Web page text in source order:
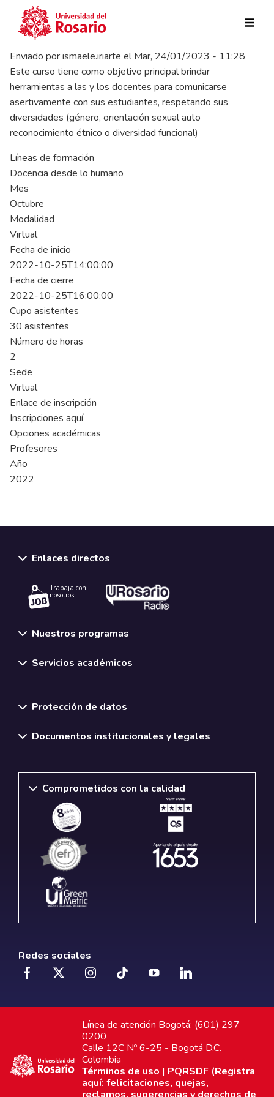
Pasar al contenido principal
Enviado porismaele.iriarte elMar, 24/01/2023 - 11:28
Este curso tiene como objetivo principal brindar
herramientas a las y los docentes para comunicarse
asertivamente con sus estudiantes, respetando sus
diversidades (género, orientación sexual auto
reconocimiento étnico o diversidad funcional)
Líneas de formación
Docencia desde lo humano
Mes
Octubre
Modalidad
Virtual
Fecha de inicio
2022-10-25T14:00:00
Fecha de cierre
2022-10-25T16:00:00
Cupo asistentes
30 asistentes
Número de horas
2
Sede
Virtual
Enlace de inscripción
Inscripciones aquí
Opciones académicas
Profesores
Año
2022
Enlaces directos
Trabaja con
nosotros.
Nuestros programas
Servicios académicos
Protección de datos
Documentos institucionales y legales
Comprometidos con la calidad
Redes sociales
Línea de atención Bogotá: (601) 297
0200
Calle 12C Nº 6-25 - Bogotá D.C.
Colombia
Términos de uso | PQRSDF (Registra
aquí: felicitaciones, quejas,